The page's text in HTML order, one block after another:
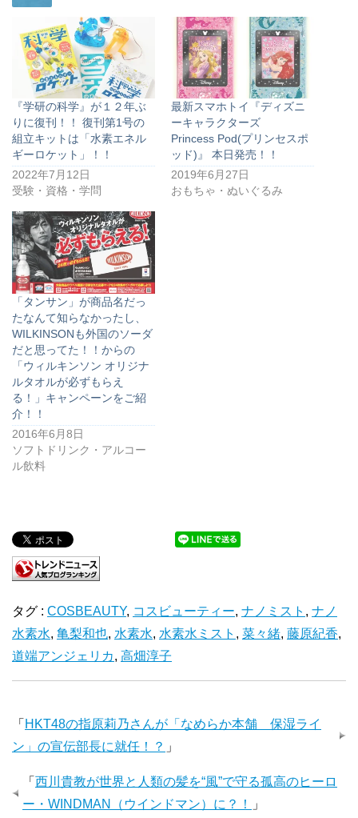
『学研の科学』が１２年ぶ
りに復刊！！ 復刊第1号の
組立キットは「水素エネル
ギーロケット」！！
2022年7月12日
受験・資格・学問
最新スマホトイ『ディズニ
ーキャラクターズ
Princess Pod(プリンセスポ
ッド)』 本日発売！！
2019年6月27日
おもちゃ・ぬいぐるみ
「タンサン」が商品名だっ
たなんて知らなかったし、
WILKINSONも外国のソーダ
だと思ってた！！からの
「ウィルキンソン オリジナ
ルタオルが必ずもらえ
る！」キャンペーンをご紹
介！！
2016年6月8日
ソフトドリンク・アルコー
ル飲料
タグ : COSBEAUTY, コスビューティー, ナノミスト , ナノ
水素水, 亀梨和也, 水素水, 水素水ミスト , 菜々緒, 藤原紀香,
道端アンジェリカ, 高畑淳子
「 HKT48の指原莉乃さんが「なめらか本舗 保湿ライ
ン」の宣伝部長に就任！？ 」
「 西川貴教が世界と人類の髪を“風”で守る孤高のヒーロ
ー・WINDMAN（ウインドマン）に？！
」